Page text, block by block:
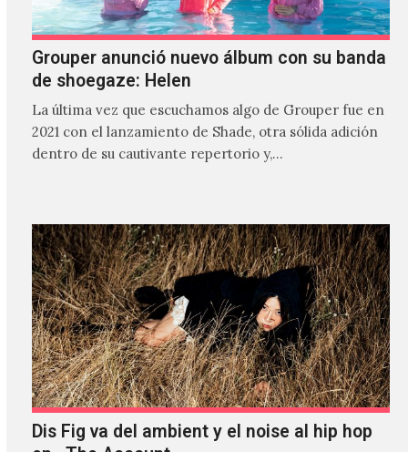
Grouper anunció nuevo álbum con su banda
de shoegaze: Helen
La última vez que escuchamos algo de Grouper fue en
2021 con el lanzamiento de Shade, otra sólida adición
dentro de su cautivante repertorio y,…
Dis Fig va del ambient y el noise al hip hop